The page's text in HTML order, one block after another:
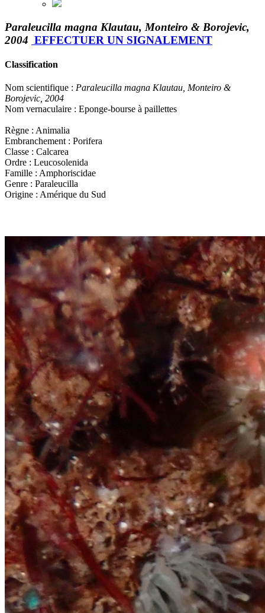
Paraleucilla magna Klautau, Monteiro & Borojevic,
2004 EFFECTUER UN SIGNALEMENT
Classification
Nom scientifique : Paraleucilla magna Klautau, Monteiro &
Borojevic, 2004
Nom vernaculaire : Eponge-bourse à paillettes
Règne : Animalia
Embranchement : Porifera
Classe : Calcarea
Ordre : Leucosolenida
Famille : Amphoriscidae
Genre : Paraleucilla
Origine : Amérique du Sud